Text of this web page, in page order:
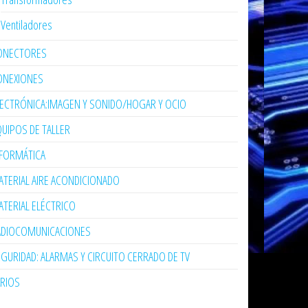
Ventiladores
Y SONIDO/HOGAR Y OCIO
DE TALLER
AIRE ACONDICIONADO
ELÉCTRICO
ALARMAS Y CIRCUITO CERRADO DE TV